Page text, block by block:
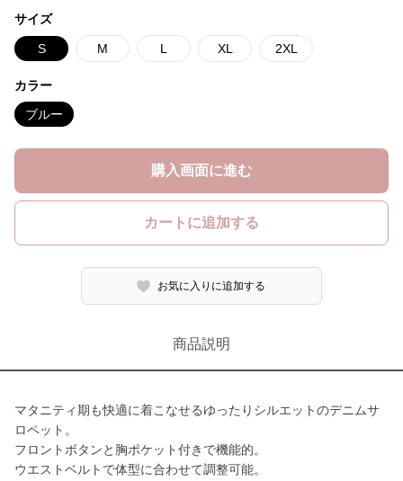
サイズ
S M L XL 2XL
カラー
ブルー
購入画面に進む
カートに追加する
お気に入りに追加する
商品説明
マタニティ期も快適に着こなせるゆったりシルエットのデニムサ
ロペット。
フロントボタンと胸ポケット付きで機能的。
ウエストベルトで体型に合わせて調整可能。